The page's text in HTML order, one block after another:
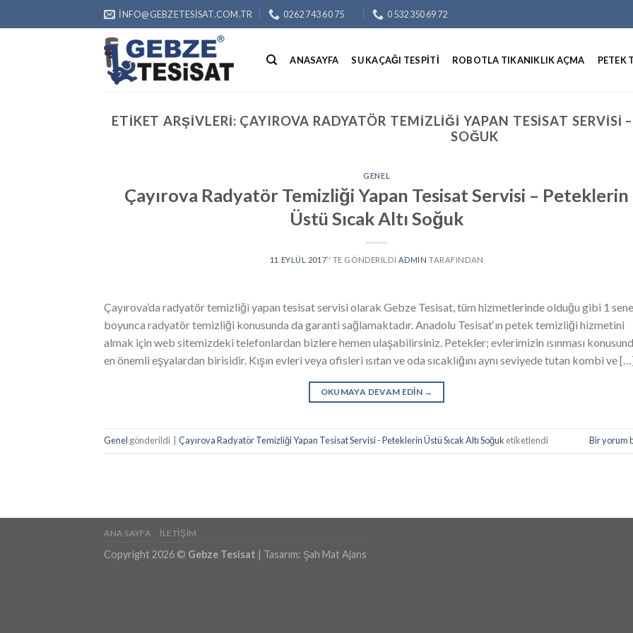
to
INFO@GEBZETESISAT.COM.TR 0262 743 60 75 0 532 350 69 72
ANASAYFA SU KAÇAĞI TESPITI ROBOTLA TIKANIKLIK AÇMA PETEK
ETIKET ARŞIVLERI: ÇAYIROVA RADYATÖR TEMIZLIĞI YAPAN TESISAT SERVISI
SOĞUK
GENEL
Çayırova Radyatör Temizliği Yapan Tesisat Servisi – Peteklerin
Üstü Sıcak Altı Soğuk
11 EYLÜL 2017’' TE GÖNDERILDI ADMIN TARAFINDAN
Çayırova’da radyatör temizliği yapan tesisat servisi olarak Gebze Tesisat, tüm hizmetlerinde olduğu gibi 1 sene
boyunca radyatör temizliği konusunda da garanti sağlamaktadır. Anadolu Tesisat‘ın petek temizliği hizmetini
almak için web sitemizdeki telefonlardan bizlere hemen ulaşabilirsiniz. Petekler; evlerimizin ısınması
en önemli eşyalardan birisidir. Kışın evleri veya ofisleri ısıtan ve oda sıcaklığını aynı seviyede tutan kombi ve
OKUMAYA DEVAM EDIN →
Genel gönderildi Çayırova Radyatör Temizliği Yapan Tesisat Servisi - Peteklerin Üstü Sıcak Altı Soğuk etiketlendi Bir yorum
ANA SAYFA İLETIŞIM
Copyright 2026 © Gebze Tesisat | Tasarım: Şah Mat Ajans